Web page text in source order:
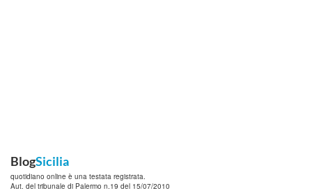
BlogSicilia
quotidiano online è una testata registrata.
Aut. del tribunale di Palermo n.19 del 15/07/2010